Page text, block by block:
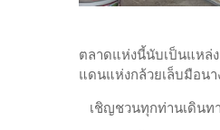
ตลาดแห่งนี้นับเป็นแหล่
แดนแห่งกล้วยเล็บมือนา
เชิญชวนทุกท่านเดินท